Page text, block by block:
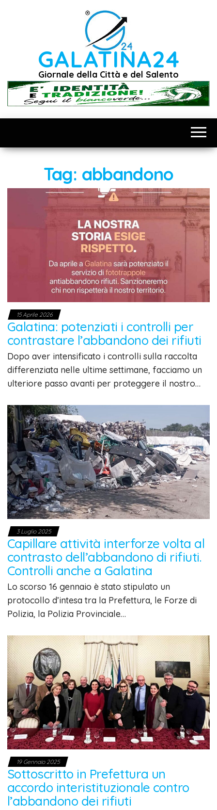
GALATINA24
Giornale della Città e del Salento
Tag: abbandono
15 Aprile 2026
Galatina: potenziati i controlli per
contrastare l’abbandono dei rifiuti
Dopo aver intensificato i controlli sulla raccolta
differenziata nelle ultime settimane, facciamo un
ulteriore passo avanti per proteggere il nostro…
3 Luglio 2025
Capillare attività interforze volta al
contrasto dell’abbandono di rifiuti.
Controlli anche a Galatina
Lo scorso 16 gennaio è stato stipulato un
protocollo d’intesa tra la Prefettura, le Forze di
Polizia, la Polizia Provinciale…
19 Gennaio 2025
Sottoscritto in Prefettura un
accordo interistituzionale contro
l’abbandono dei rifiuti